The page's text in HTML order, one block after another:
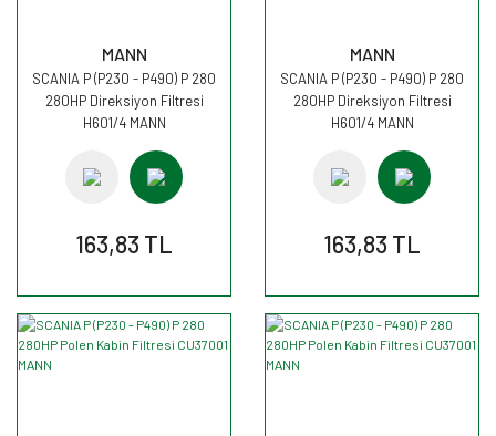
MANN
SCANIA P (P230 - P490) P 280
280HP Direksiyon Filtresi
H601/4 MANN
163,83 TL
MANN
SCANIA P (P230 - P490) P 280
280HP Direksiyon Filtresi
H601/4 MANN
163,83 TL